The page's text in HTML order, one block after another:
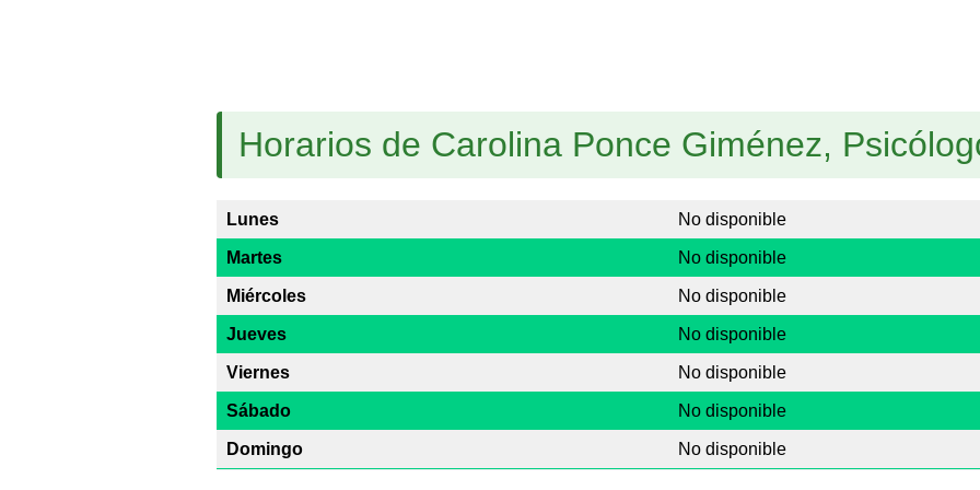
Horarios de Carolina Ponce Giménez,
Lunes No disponible
Martes No disponible
Miércoles No disponible
Jueves No disponible
Viernes No disponible
Sábado No disponible
Domingo No disponible